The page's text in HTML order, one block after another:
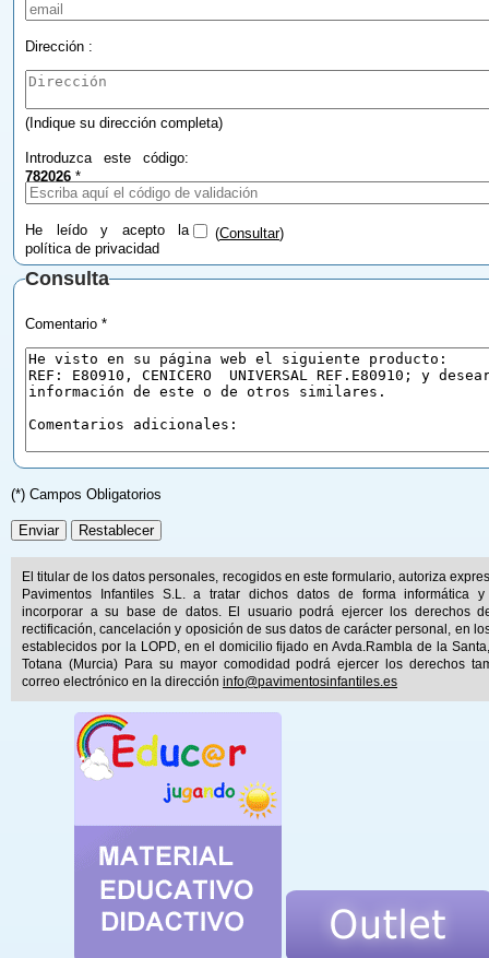
Dirección :
(Indique su dirección completa)
Introduzca este código:
782026 *
He leído y acepto la
política de privacidad
(Consultar)
Consulta
Comentario *
(*) Campos Obligatorios
El titular de los datos personales, recogidos en este formulario, autoriza
Pavimentos Infantiles S.L. a tratar dichos datos de forma informática y
incorporar a su base de datos. El usuario podrá ejercer los derechos
rectificación, cancelación y oposición de sus datos de carácter personal, en
establecidos por la LOPD, en el domicilio fijado en Avda.Rambla de la
Totana (Murcia) Para su mayor comodidad podrá ejercer los derechos
correo electrónico en la dirección info@pavimentosinfantiles.es